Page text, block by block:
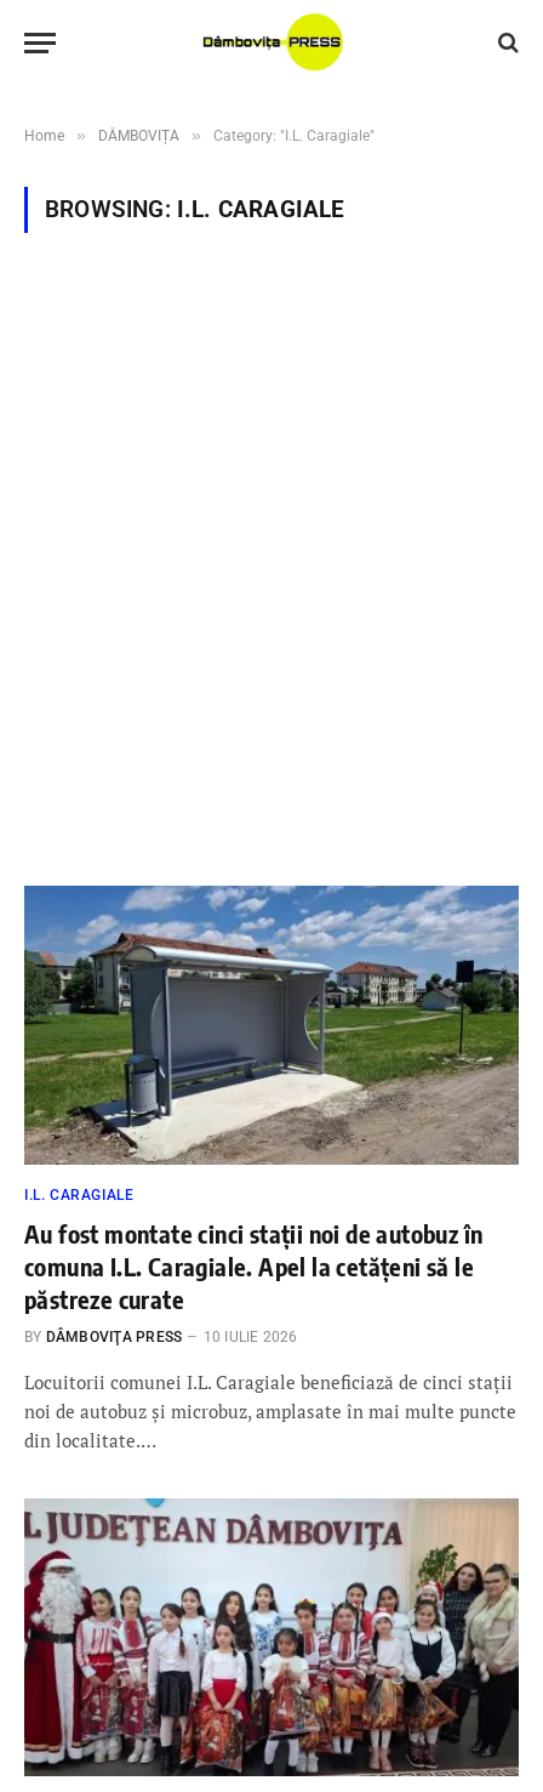
Home » DÂMBOVIȚA » Category: "I.L. Caragiale"
BROWSING: I.L. CARAGIALE
I.L. CARAGIALE
Au fost montate cinci stații noi de autobuz în
comuna I.L. Caragiale. Apel la cetățeni să le
păstreze curate
BY DÂMBOVIŢA PRESS 10 IULIE 2026
Locuitorii comunei I.L. Caragiale beneficiază de cinci stații
noi de autobuz și microbuz, amplasate în mai multe puncte
din localitate.…